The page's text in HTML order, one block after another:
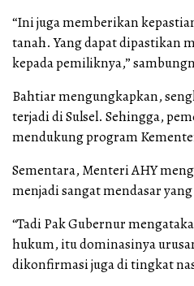
“Ini juga memberikan
tanah. Yang dapat dipastikan
kepada pemiliknya,”
Bahtiar mengungkapkan,
terjadi di Sulsel. Sehingga,
mendukung program
Sementara, Menteri AHY
menjadi sangat mendasar
“Tadi Pak Gubernur
hukum, itu dominasinya
dikonfirmasi juga di tingkat